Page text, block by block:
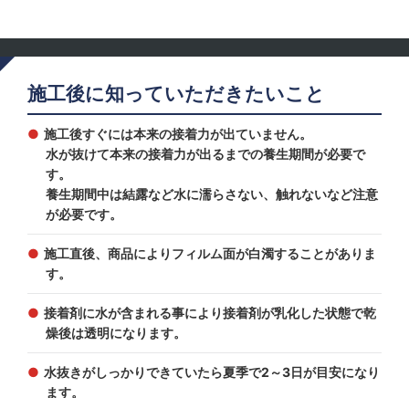
施工後に知っていただきたいこと
施工後すぐには本来の接着力が出ていません。
水が抜けて本来の接着力が出るまでの養生期間が必要で
す。
養生期間中は結露など水に濡らさない、触れないなど注意
が必要です。
施工直後、商品によりフィルム面が白濁することがありま
す。
接着剤に水が含まれる事により接着剤が乳化した状態で乾
燥後は透明になります。
水抜きがしっかりできていたら夏季で2～3日が目安になり
ます。